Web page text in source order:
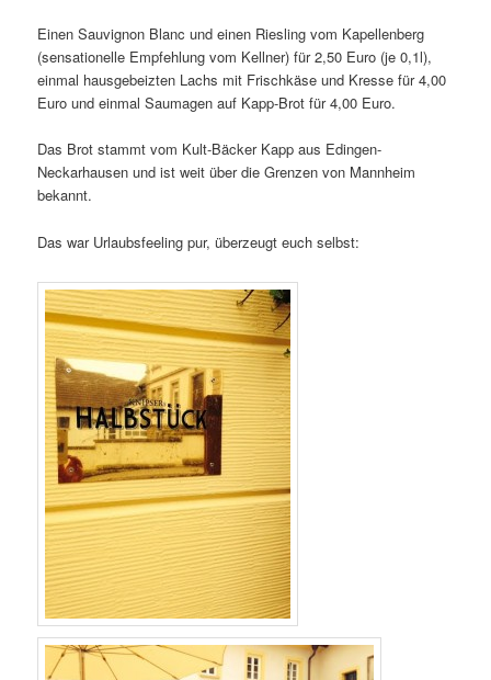
Einen Sauvignon Blanc und einen Riesling vom Kapellenberg
(sensationelle Empfehlung vom Kellner) für 2,50 Euro (je 0,1l),
einmal hausgebeizten Lachs mit Frischkäse und Kresse für 4,00
Euro und einmal Saumagen auf Kapp-Brot für 4,00 Euro.
Das Brot stammt vom Kult-Bäcker Kapp aus Edingen-
Neckarhausen und ist weit über die Grenzen von Mannheim
bekannt.
Das war Urlaubsfeeling pur, überzeugt euch selbst: